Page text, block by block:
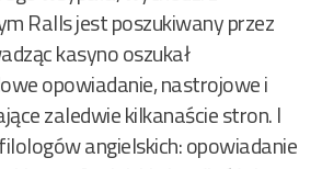
Ralls jest poszukiwany przez
kasyno oszukał
opowiadanie, nastrojowe i
zaledwie kilkanaście stron. I
angielskich: opowiadanie